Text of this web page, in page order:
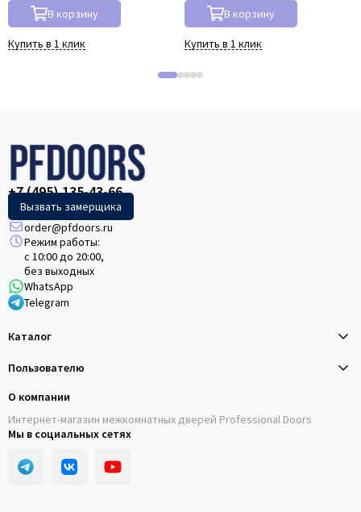
В корзину
Купить в 1 клик
В корзину
Купить в 1 клик
+7 (495) 135-43-66
Вызвать замерщика
order@pfdoors.ru
Режим работы:
с 10:00 до 20:00,
без выходных
WhatsApp
Telegram
Каталог
Пользователю
О компании
Интернет-магазин межкомнатных дверей Professional Doors
Мы в социальных сетях